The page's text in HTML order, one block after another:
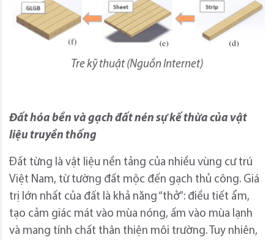
Tre kỹ thuật (Nguồn Internet)
Đất hóa bền và gạch đất nén sự kế thừa của vật
liệu truyền thống
Đất từng là vật liệu nền tảng của nhiều vùng cư trú
Việt Nam, từ tường đất mộc đến gạch thủ công. Giá
trị lớn nhất của đất là khả năng “thở”: điều tiết ẩm,
tạo cảm giác mát vào mùa nóng, ấm vào mùa lạnh
và mang tính chất thân thiện môi trường. Tuy nhiên,